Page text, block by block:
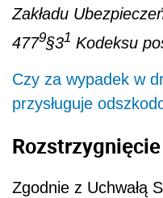
Zakładu
4779§31 Kodeksu
Czy za wypadek w
przysługuje
Zgodnie z Uchwałą